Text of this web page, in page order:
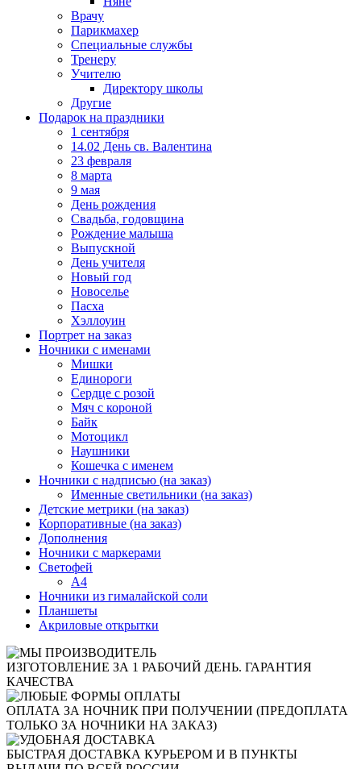
Врачу
Парикмахер
Специальные службы
Тренеру
Учителю
Директору школы
Другие
Подарок на праздники
1 сентября
14.02 День св. Валентина
23 февраля
8 марта
9 мая
День рождения
Свадьба, годовщина
Рождение малыша
Выпускной
День учителя
Новый год
Новоселье
Пасха
Хэллоуин
Портрет на заказ
Ночники с именами
Мишки
Единороги
Сердце с розой
Мяч с короной
Байк
Мотоцикл
Наушники
Кошечка с именем
Ночники с надписью (на заказ)
Именные светильники (на заказ)
Детские метрики (на заказ)
Корпоративные (на заказ)
Дополнения
Ночники с маркерами
Светофей
А4
Ночники из гималайской соли
Планшеты
Акриловые открытки
ИЗГОТОВЛЕНИЕ ЗА 1 РАБОЧИЙ ДЕНЬ. ГАРАНТИЯ
КАЧЕСТВА
ОПЛАТА ЗА НОЧНИК ПРИ ПОЛУЧЕНИИ (ПРЕДОПЛАТА
ТОЛЬКО ЗА НОЧНИКИ НА ЗАКАЗ)
БЫСТРАЯ ДОСТАВКА КУРЬЕРОМ И В ПУНКТЫ